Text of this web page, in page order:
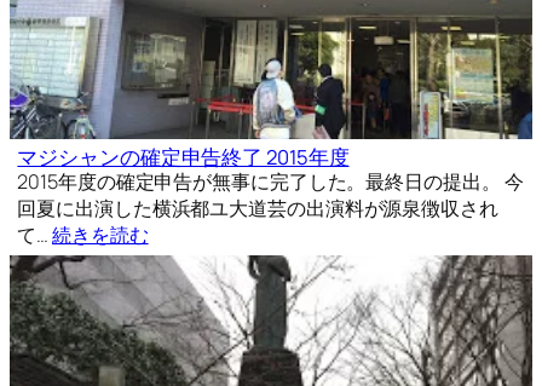
マジシャンの確定申告終了 2015年度
2015年度の確定申告が無事に完了した。最終日の提出。 今
回夏に出演した横浜都ユ大道芸の出演料が源泉徴収され
て…続きを読む